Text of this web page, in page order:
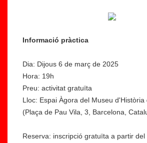
Informació pràctica
Dia: Dijous 6 de març de 2025
Hora: 19h
Preu: activitat gratuïta
Lloc: Espai Àgora del Museu d'Història
(Plaça de Pau Vila, 3, Barcelona,
Reserva: inscripció gratuïta a partir